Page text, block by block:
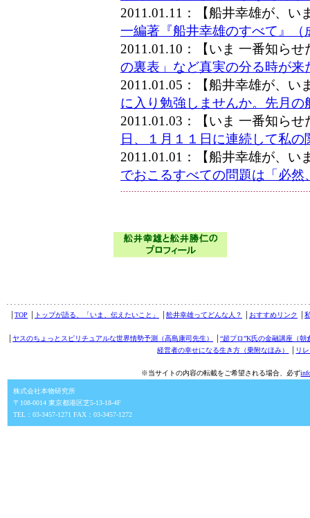
2011.01.11：【船井幸雄が、い
一編著『船井幸雄のすべて』（
2011.01.10：【いま 一番知ら
の裏表」など真実の分る時が来
2011.01.05：【船井幸雄が、い
に入り勉強しませんか。先月
2011.01.03：【いま 一番知ら
日、１月１１日に連続して私
2011.01.01：【船井幸雄が、い
でおこるすべての問題は「必
TOP トップが語る、「いま、伝えたいこと」 舩井幸雄ってどんな人？ おすすめリンク
ヤスのちょっとスピリチュアルな世界情勢予測（高島康司先生）
“超プロ”K氏の金融講座（朝
経営者の幸せになる生き方（乗附なほみ）
リ
※当サイトの内容の転載をご希望される場合、必ず
株式会社本物研究所
〒108-0014 東京都港区芝5-13-18-4F
TEL：03-3457-1271 FAX：03-3457-1272